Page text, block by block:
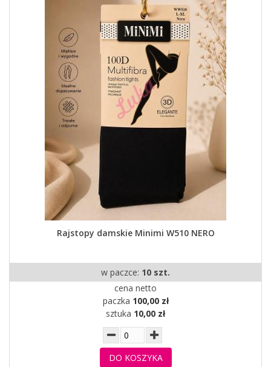
Rajstopy damskie Minimi W510 NERO
w paczce: 10 szt.
cena netto
paczka 100,00 zł
sztuka 10,00 zł
DO KOSZYKA